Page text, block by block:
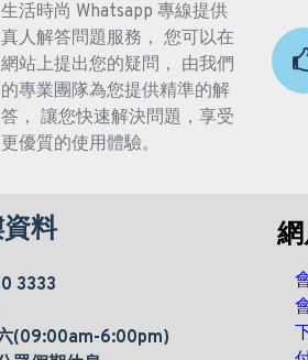
生活時尚 Whatsapp 專線提供
真人解答問題服務， 您可以在
網站上提出您的疑問， 由我們
的專業團隊為您提供精準的解
答， 讓您快速解決問題，享受
更優質的使用體驗。
料
3333
(09:00am-6:00pm)